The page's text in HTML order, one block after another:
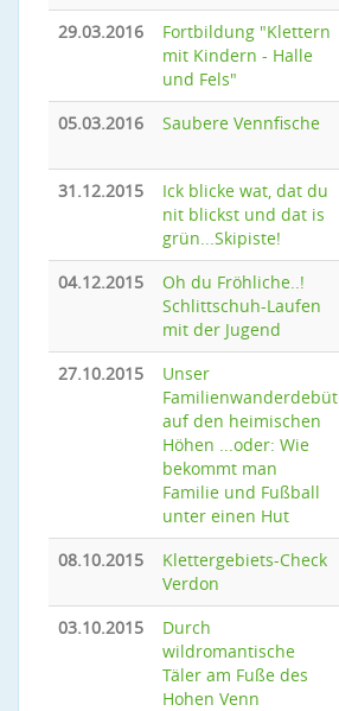
29.03.2016
Fortbildung "Klettern
mit Kindern - Halle
und Fels"
05.03.2016 Saubere Vennfische
31.12.2015
Ick blicke wat, dat du
nit blickst und dat is
grün...Skipiste!
04.12.2015
Oh du Fröhliche..!
Schlittschuh-Laufen
mit der Jugend
27.10.2015
Unser
Familienwanderdebüt
auf den heimischen
Höhen ...oder: Wie
bekommt man
Familie und Fußball
unter einen Hut
08.10.2015
Klettergebiets-Check
Verdon
03.10.2015
Durch
wildromantische
Täler am Fuße des
Hohen Venn